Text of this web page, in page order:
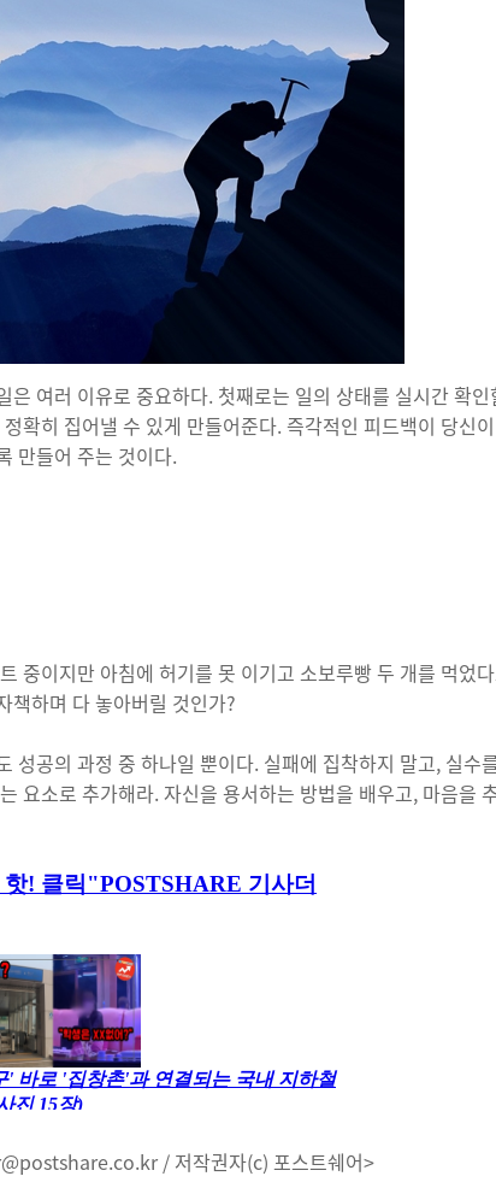
은 여러 이유로 중요하다. 첫째로는 일의 상태를 실시간 확인
확히 집어낼 수 있게 만들어준다. 즉각적인 피드백이 당신
만들어 주는 것이다.
중이지만 아침에 허기를 못 이기고 소보루빵 두 개를 먹었
책하며 다 놓아버릴 것인가?
성공의 과정 중 하나일 뿐이다. 실패에 집착하지 말고, 실수
요소로 추가해라. 자신을 용서하는 방법을 배우고, 마음을
/ 저작권자(c) 포스트쉐어>